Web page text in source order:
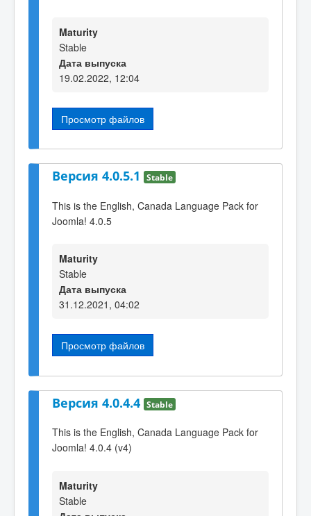
Maturity
Stable
Дата выпуска
19.02.2022, 12:04
Просмотр файлов
Версия 4.0.5.1 Stable
This is the English, Canada Language Pack for
Joomla! 4.0.5
Maturity
Stable
Дата выпуска
31.12.2021, 04:02
Просмотр файлов
Версия 4.0.4.4 Stable
This is the English, Canada Language Pack for
Joomla! 4.0.4 (v4)
Maturity
Stable